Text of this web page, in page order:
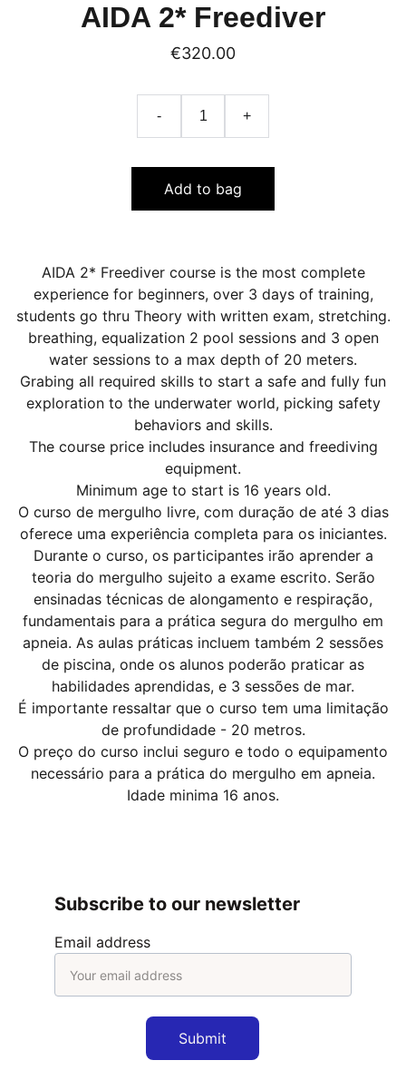
AIDA 2* Freediver
€320.00
- +
Add to bag
AIDA 2* Freediver course is the most complete
experience for beginners, over 3 days of training,
students go thru Theory with written exam, stretching.
breathing, equalization 2 pool sessions and 3 open
water sessions to a max depth of 20 meters.
Grabing all required skills to start a safe and fully fun
exploration to the underwater world, picking safety
behaviors and skills.
The course price includes insurance and freediving
equipment.
Minimum age to start is 16 years old.
O curso de mergulho livre, com duração de até 3 dias
oferece uma experiência completa para os iniciantes.
Durante o curso, os participantes irão aprender a
teoria do mergulho sujeito a exame escrito. Serão
ensinadas técnicas de alongamento e respiração,
fundamentais para a prática segura do mergulho em
apneia. As aulas práticas incluem também 2 sessões
de piscina, onde os alunos poderão praticar as
habilidades aprendidas, e 3 sessões de mar.
É importante ressaltar que o curso tem uma limitação
de profundidade - 20 metros.
O preço do curso inclui seguro e todo o equipamento
necessário para a prática do mergulho em apneia.
Idade minima 16 anos.
Email address
Submit
Subscribe to our newsletter